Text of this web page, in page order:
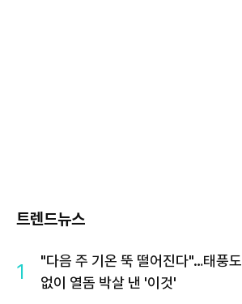
트렌드뉴스
1
"다음 주 기온 뚝 떨어진다"…태풍도
없이 열돔 박살 낸 '이것'